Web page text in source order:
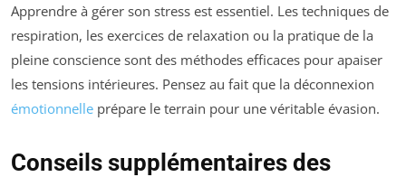
Apprendre à gérer son stress est essentiel. Les techniques de
respiration, les exercices de relaxation ou la pratique de la
pleine conscience sont des méthodes efficaces pour apaiser
les tensions intérieures. Pensez au fait que la déconnexion
émotionnelle prépare le terrain pour une véritable évasion.
Conseils supplémentaires des